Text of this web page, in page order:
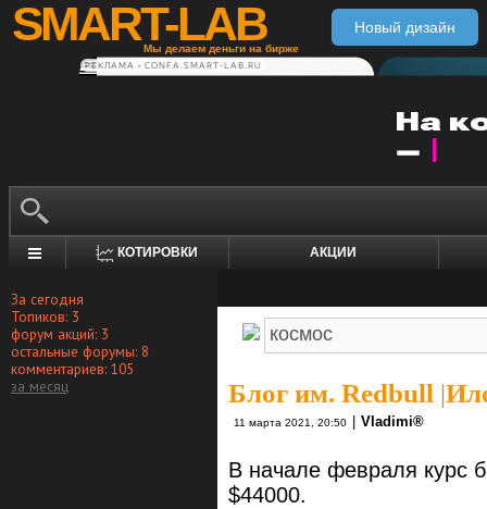
SMART-LAB
Мы делаем деньги на бирже
Новый дизайн
РЕКЛАМА • CONFA.SMART-LAB.RU
КОТИРОВКИ АКЦИИ
За сегодня
Топиков: 3
форум акций: 3
остальные форумы: 8
комментариев: 105
за месяц
Блог им. Redbull |
11 марта 2021, 20:50 Vlаdimi®
В начале февраля курс
$44000.